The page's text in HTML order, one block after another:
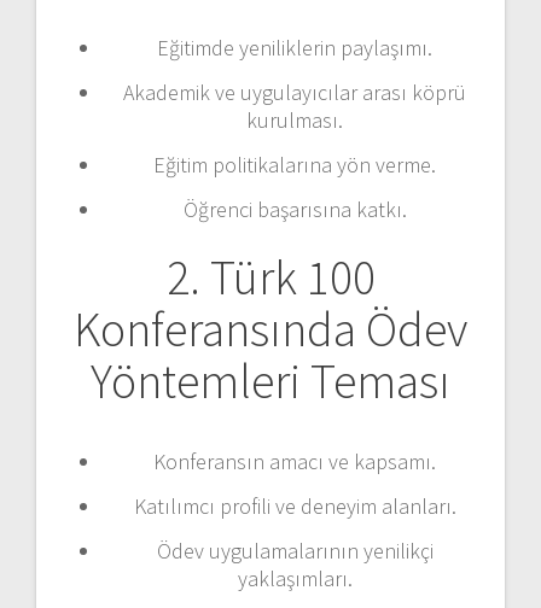
Eğitimde yeniliklerin paylaşımı.
Akademik ve uygulayıcılar arası köprü
kurulması.
Eğitim politikalarına yön verme.
Öğrenci başarısına katkı.
2. Türk 100
Konferansında Ödev
Yöntemleri Teması
Konferansın amacı ve kapsamı.
Katılımcı profili ve deneyim alanları.
Ödev uygulamalarının yenilikçi
yaklaşımları.